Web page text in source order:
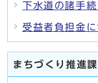
下水道の諸手
受益者負担金に
まちづくり推進課